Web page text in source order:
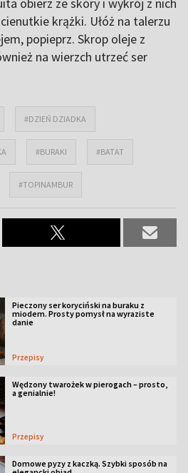
krążki. Ułóż na talerzu
popieprz. Skrop oleje z
na wierzch utrzeć ser
#DZIEŃ DZIADKA
#BURAKI #BATAT
#TOPINAMBUR
Pieczony ser koryciński na buraku z
miodem. Prosty pomysł na wyraziste
danie
Przepisy
Wędzony twarożek w pierogach – prosto,
a genialnie!
Przepisy
Domowe pyzy z kaczką. Szybki sposób na